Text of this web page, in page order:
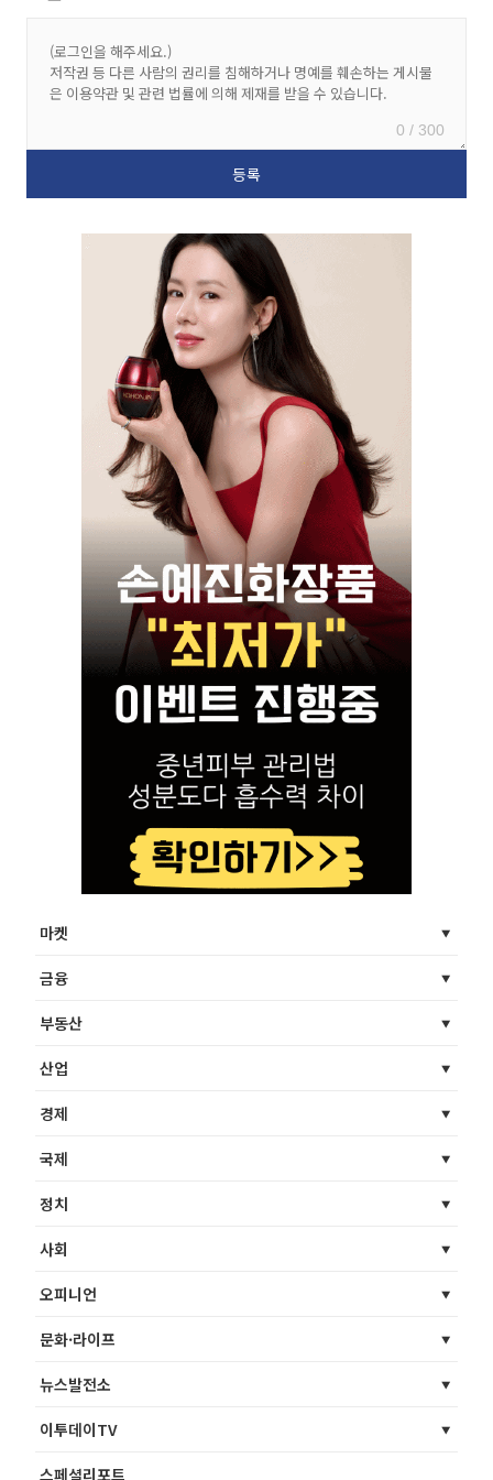
0 / 300
마켓
금융
부동산
산업
경제
국제
정치
사회
오피니언
문화·라이프
뉴스발전소
이투데이TV
스페셜리포트